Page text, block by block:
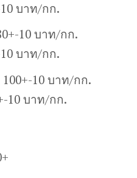
บาท/กก.
10 บาท/กก.
บาท/กก.
10 บาท/กก.
10 บาท/กก.